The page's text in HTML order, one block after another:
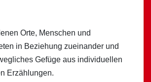
Orte, Menschen und
in Beziehung zueinander und
Gefüge aus individuellen
Erzählungen.